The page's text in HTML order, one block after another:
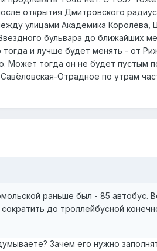
открытия Дмитровского
улицами Академика
бульвара до ближайших
и лучше будет менять - от
Может тогда он не будет пустым
Отрадное по утрам
раньше был - 85 автобус.
до троллейбусной
Зачем его нужно